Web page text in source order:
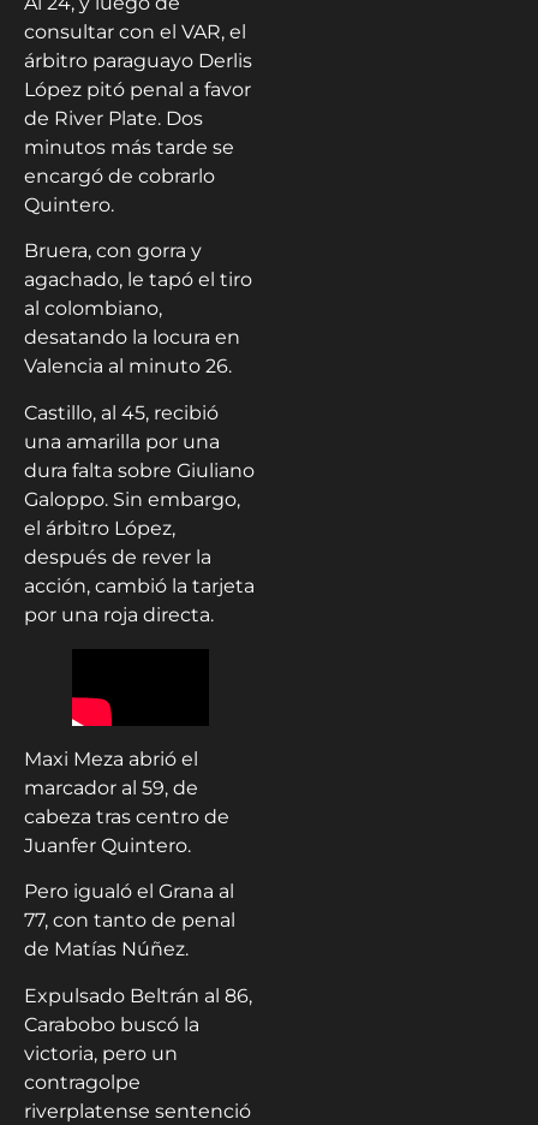
consultar con el VAR, el
árbitro paraguayo Derlis
López pitó penal a favor
de River Plate. Dos
minutos más tarde se
encargó de cobrarlo
Quintero.
Bruera, con gorra y
agachado, le tapó el tiro
al colombiano,
desatando la locura en
Valencia al minuto 26.
Castillo, al 45, recibió
una amarilla por una
dura falta sobre Giuliano
Galoppo. Sin embargo,
el árbitro López,
después de rever la
acción, cambió la tarjeta
por una roja directa.
Maxi Meza abrió el
marcador al 59, de
cabeza tras centro de
Juanfer Quintero.
Pero igualó el Grana al
77, con tanto de penal
de Matías Núñez.
Expulsado Beltrán al 86,
Carabobo buscó la
victoria, pero un
contragolpe
riverplatense sentenció